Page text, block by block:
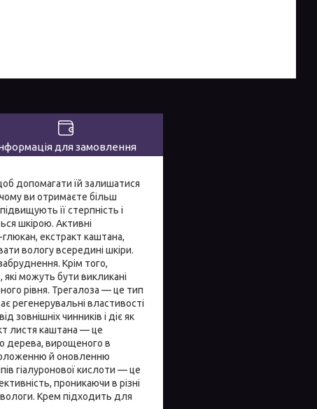
для замовлення
допомагати їй залишатися
ви отримаєте більш
її стерпність і
шкірою. Активні
глюкан, екстракт каштана,
вологу всередині шкіри.
Крім того,
можуть бути викликані
рівня. Трегалоза — це тип
регенерувальні властивості
зовнішніх чинників і діє як
листя каштана — це
дерева, вирощеного в
й оновленню
гіалуронової кислоти — це
проникаючи в різні
Крем підходить для